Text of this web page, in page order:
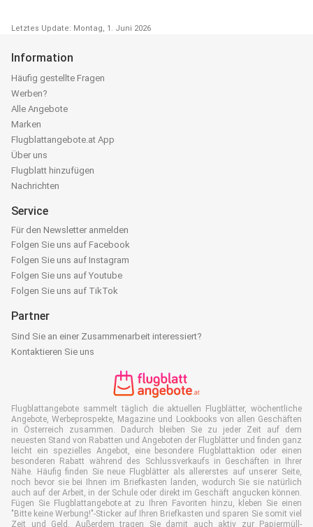
Letztes Update: Montag, 1. Juni 2026
Information
Häufig gestellte Fragen
Werben?
Alle Angebote
Marken
Flugblattangebote.at App
Über uns
Flugblatt hinzufügen
Nachrichten
Service
Für den Newsletter anmelden
Folgen Sie uns auf Facebook
Folgen Sie uns auf Instagram
Folgen Sie uns auf Youtube
Folgen Sie uns auf TikTok
Partner
Sind Sie an einer Zusammenarbeit interessiert?
Kontaktieren Sie uns
Flugblattangebote sammelt täglich die aktuellen Flugblätter, wöchentliche
Angebote, Werbeprospekte, Magazine und Lookbooks von allen Geschäften
in Österreich zusammen. Dadurch bleiben Sie zu jeder Zeit auf dem
neuesten Stand von Rabatten und Angeboten der Flugblätter und finden ganz
leicht ein spezielles Angebot, eine besondere Flugblattaktion oder einen
besonderen Rabatt während des Schlussverkaufs in Geschäften in Ihrer
Nähe. Häufig finden Sie neue Flugblätter als allererstes auf unserer Seite,
noch bevor sie bei Ihnen im Briefkasten landen, wodurch Sie sie natürlich
auch auf der Arbeit, in der Schule oder direkt im Geschäft angucken können.
Fügen Sie Flugblattangebote.at zu Ihren Favoriten hinzu, kleben Sie einen
"Bitte keine Werbung!"-Sticker auf Ihren Briefkasten und sparen Sie somit viel
Zeit und Geld. Außerdem tragen Sie damit auch aktiv zur Papiermüll-